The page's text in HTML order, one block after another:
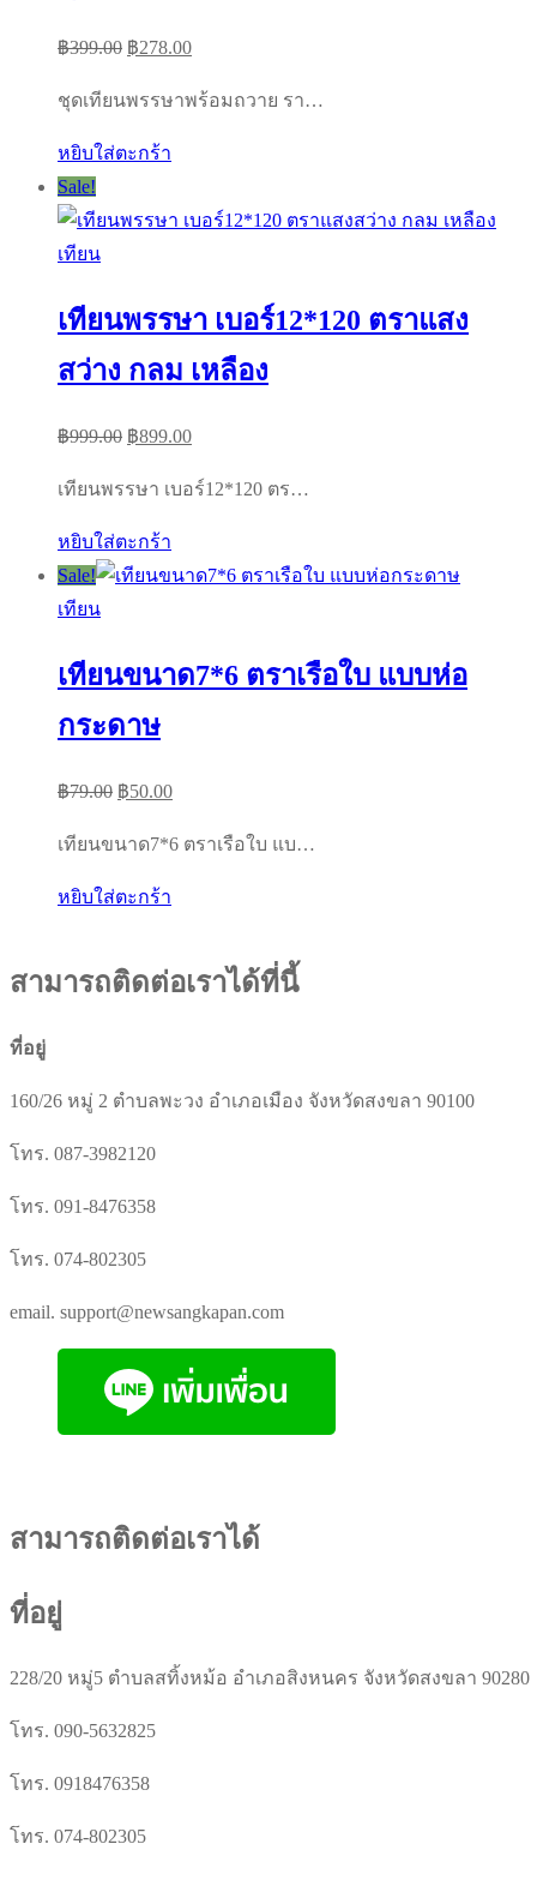
฿399.00 Original
was:
฿399.00.
฿278.00Current
is:
ชุดเทียนพรรษาพร้อมถวาย รา…
หยิบใส่ตะกร้า
Sale!
เทียน
เทียนพรรษา เบอร์12*120 ตราแสง
สว่าง กลม เหลือง
฿999.00 Original
was:
฿999.00.
฿899.00Current
is:
เทียนพรรษา เบอร์12*120 ตร…
หยิบใส่ตะกร้า
Sale!
เทียน
เทียนขนาด7*6 ตราเรือใบ แบบห่อ
กระดาษ
฿79.00 Original
was:
฿79.00.
฿50.00Current
is:
เทียนขนาด7*6 ตราเรือใบ แบ…
หยิบใส่ตะกร้า
สามารถติดต่อเราได้ที่นี้
ที่อยู่
160/26 หมู่ 2 ตำบลพะวง อำเภอเมือง จังหวัดสงขลา 90100
โทร. 087-3982120
โทร. 091-8476358
โทร. 074-802305
email. support@newsangkapan.com
สามารถติดต่อเราได้
ที่อยู่
228/20 หมู่5 ตำบลสทิ้งหม้อ อำเภอสิงหนคร จังหวัดสงขลา 90280
โทร. 090-5632825
โทร. 0918476358
โทร. 074-802305